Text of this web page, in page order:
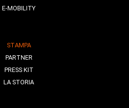
E-MOBILITY
STAMPA
PARTNER
PRESS KIT
LA STORIA